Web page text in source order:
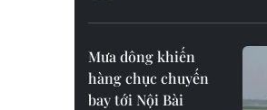
Mưa dông khiến
hàng chục chuyến
bay tới Nội Bài